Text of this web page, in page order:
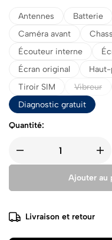
Antennes Batterie
Caméra avant
Écouteur interne
Écran original
Tiroir SIM
Vibreur
Diagnostic gratuit
Quantité:
Ajouter au
Livraison et retour